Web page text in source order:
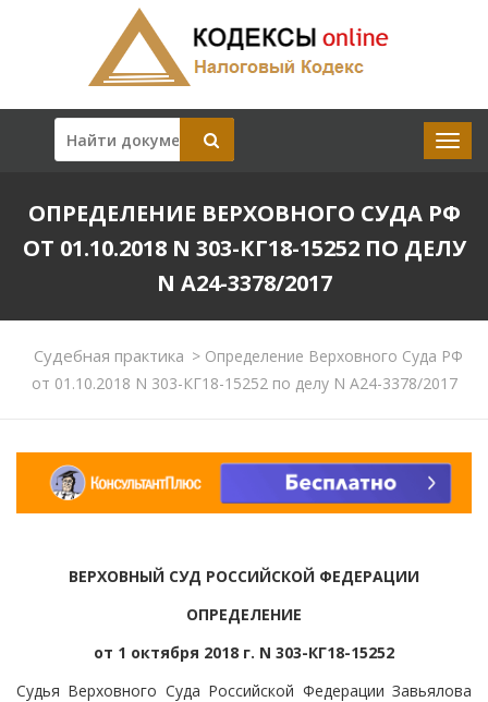
ОПРЕДЕЛЕНИЕ ВЕРХОВНОГО СУДА РФ
ОТ 01.10.2018 N 303-КГ18-15252 ПО ДЕЛУ
N А24-3378/2017
Судебная практика >Определение Верховного Суда РФ
от 01.10.2018 N 303-КГ18-15252 по делу N А24-3378/2017
ВЕРХОВНЫЙ СУД РОССИЙСКОЙ ФЕДЕРАЦИИ
ОПРЕДЕЛЕНИЕ
от 1 октября 2018 г. N 303-КГ18-15252
Судья Верховного Суда Российской Федерации Завьялова